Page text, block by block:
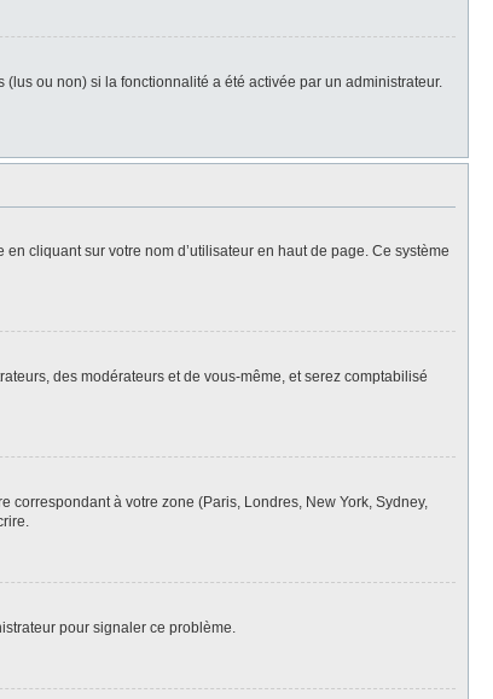
ou non) si la fonctionnalité a été activée par un administrateur.
cliquant sur votre nom d’utilisateur en haut de page. Ce système
des modérateurs et de vous-même, et serez comptabilisé
correspondant à votre zone (Paris, Londres, New York, Sydney,
pour signaler ce problème.